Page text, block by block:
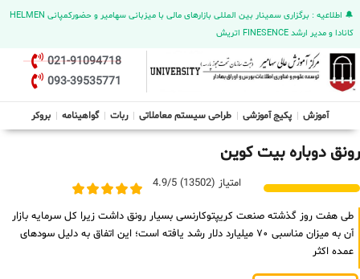
🔔 اطلاعیه : برگزاری سمینار بین المللی بازارهای مالی با میزبانی سهامیر و حضورکمپانی HELMEN
کانادا و مدیر ارشد FINESENCE اتریش
021-91094718
093-39535771
آموزش پکیج آموزشی طراحی سیستم معاملاتی ربات گواهینامه بروکر
رونق دوباره بیت‌ کوین
امتیاز (13502) 4.9/5
طی هفت روز گذشته صنعت کریپتوکارنسی بسیار رونق داشت زیرا کل سرمایه بازار
آن به میزان مناسبی ۷۰ میلیارد دلار رشد یافته است؛ این اتفاق به دلیل سودهای
عمده اکثر